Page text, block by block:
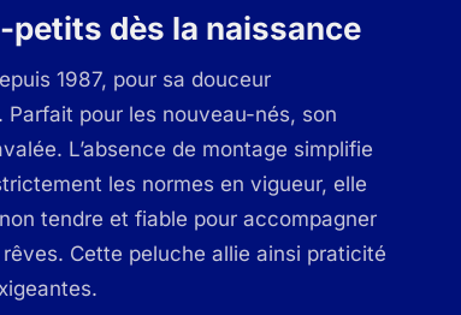
dès la naissance
1987, pour sa douceur
pour les nouveau-nés, son
L’absence de montage simplifie
les normes en vigueur, elle
tendre et fiable pour accompagner
Cette peluche allie ainsi praticité